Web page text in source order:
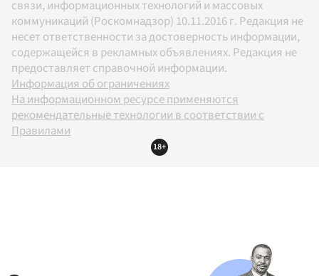
связи, информационных технологий и массовых
коммуникаций (Роскомнадзор) 10.11.2016 г. Редакция не
несет ответственности за достоверность информации,
содержащейся в рекламных объявлениях. Редакция не
предоставляет справочной информации.
Информация об ограничениях
На информационном ресурсе применяются
рекомендательные технологии в соответствии с
Правилами
18+